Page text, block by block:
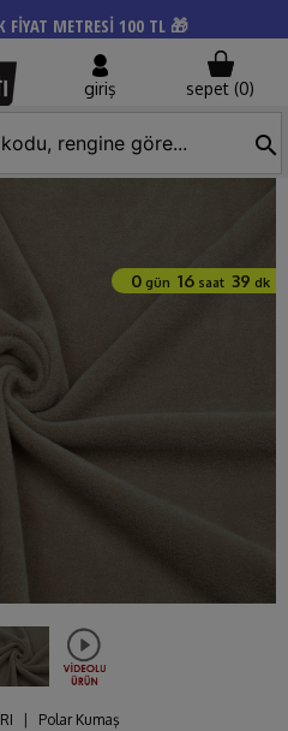
FİYAT METRESİ 100 TL 🎁
giriş sepet (0)
search
0gün 16saat 39 dk
Polar Kumaş